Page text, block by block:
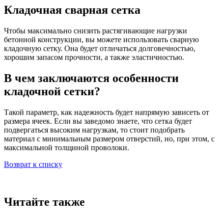
Кладочная сварная сетка
Чтобы максимально снизить растягивающие нагрузки
бетонной конструкции, вы можете использовать сварную
кладочную сетку. Она будет отличаться долговечностью,
хорошим запасом прочности, а также эластичностью.
В чем заключаются особенности
кладочной сетки?
Такой параметр, как надежность будет напрямую зависеть от
размера ячеек. Если вы заведомо знаете, что сетка будет
подвергаться высоким нагрузкам, то стоит подобрать
материал с минимальным размером отверстий, но, при этом, с
максимальной толщиной проволоки.
Возврат к списку
Читайте также